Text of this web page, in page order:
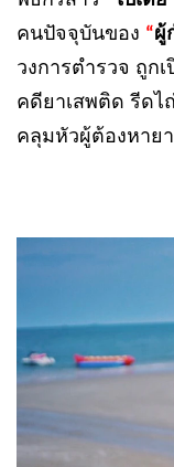
คนปัจจุบันของ “ผู้
วงการตำรวจ ถูก
คดียาเสพติด รีดไ
คลุมหัวผู้ต้องหาย